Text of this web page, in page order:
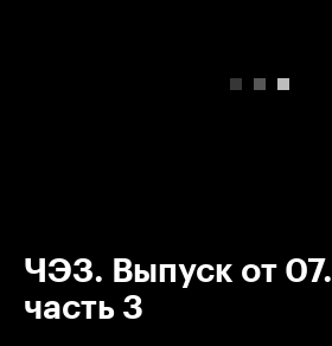
ЧЭЗ. Выпуск от
часть 3